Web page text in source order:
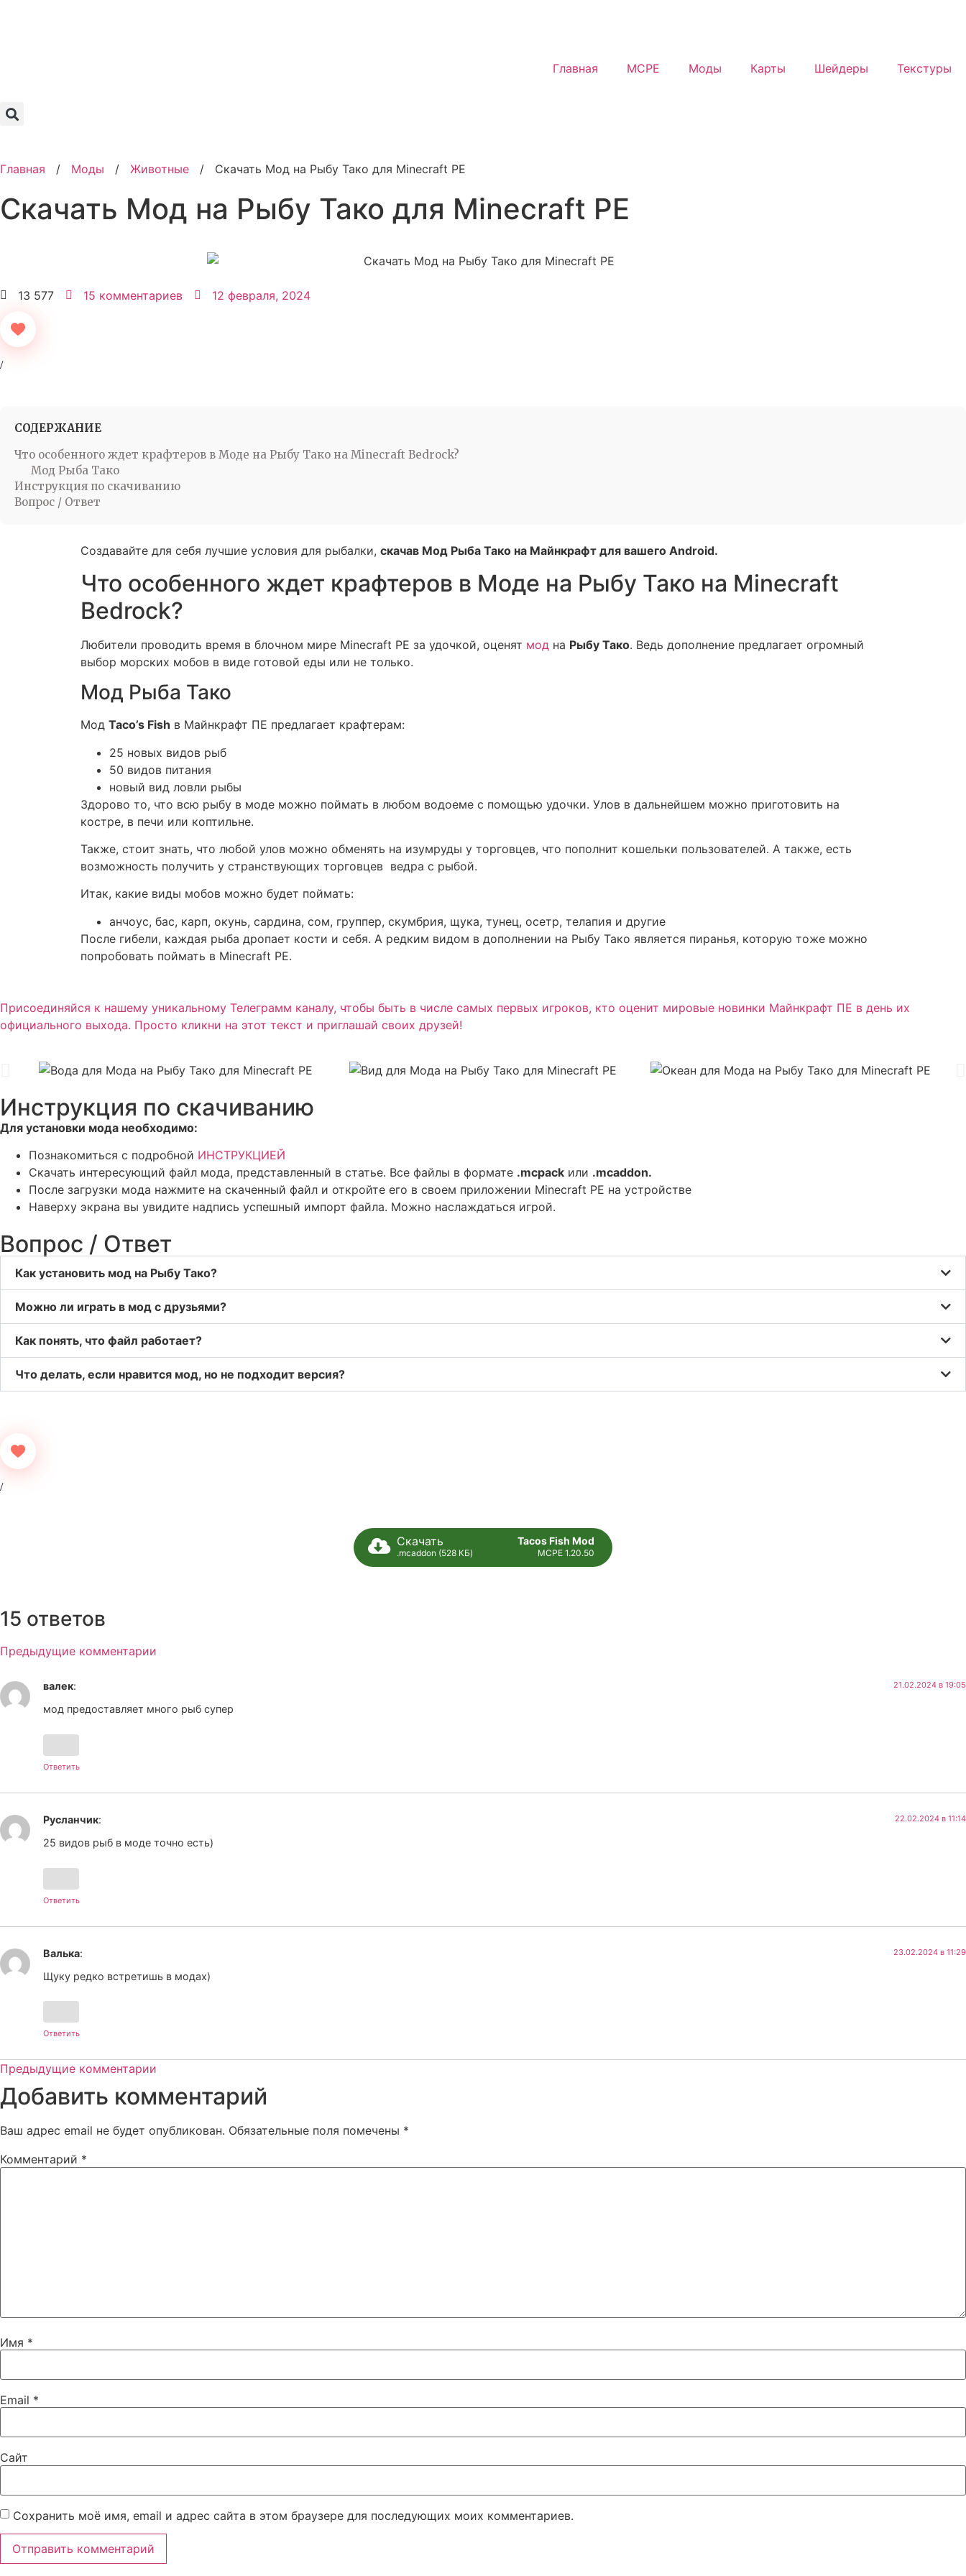
Главная MCPE Моды Карты Шейдеры Текстуры
Главная / Моды / Животные / Скачать Мод на Рыбу Тако для Minecraft PE
Скачать Мод на Рыбу Тако для Minecraft PE
13 577 15 комментариев 12 февраля, 2024
СОДЕРЖАНИЕ
Что особенного ждет крафтеров в Моде на Рыбу Тако на Minecraft Bedrock?
Мод Рыба Тако
Инструкция по скачиванию
Вопрос / Ответ
Создавайте для себя лучшие условия для рыбалки, скачав Мод Рыба Тако на Майнкрафт для вашего Android.
Что особенного ждет крафтеров в Моде на Рыбу Тако на Minecraft
Bedrock?
Любители проводить время в блочном мире Minecraft PE за удочкой, оценят мод на Рыбу Тако. Ведь дополнение предлагает огромный
выбор морских мобов в виде готовой еды или не только.
Мод Рыба Тако
Мод Taco’s Fish в Майнкрафт ПЕ предлагает крафтерам:
25 новых видов рыб
50 видов питания
новый вид ловли рыбы
Здорово то, что всю рыбу в моде можно поймать в любом водоеме с помощью удочки. Улов в дальнейшем можно приготовить на
костре, в печи или коптильне.
Также, стоит знать, что любой улов можно обменять на изумруды у торговцев, что пополнит кошельки пользователей. А также, есть
возможность получить у странствующих торговцев ведра с рыбой.
Итак, какие виды мобов можно будет поймать:
анчоус, бас, карп, окунь, сардина, сом, группер, скумбрия, щука, тунец, осетр, телапия и другие
После гибели, каждая рыба дропает кости и себя. А редким видом в дополнении на Рыбу Тако является пиранья, которую тоже можно
попробовать поймать в Minecraft PE.
Присоединяйся к нашему уникальному Телеграмм каналу, чтобы быть в числе самых первых игроков, кто оценит мировые новинки Майнкрафт ПЕ в день их
официального выхода. Просто кликни на этот текст и приглашай своих друзей!
Инструкция по скачиванию
Для установки мода необходимо:
Познакомиться с подробной ИНСТРУКЦИЕЙ
Скачать интересующий файл мода, представленный в статье. Все файлы в формате .mcpack или .mcaddon.
После загрузки мода нажмите на скаченный файл и откройте его в своем приложении Minecraft PE на устройстве
Наверху экрана вы увидите надпись успешный импорт файла. Можно наслаждаться игрой.
Вопрос / Ответ
Как установить мод на Рыбу Тако?
Можно ли играть в мод с друзьями?
Как понять, что файл работает?
Что делать, если нравится мод, но не подходит версия?
Скачать
.mcaddon (528 КБ)
Tacos Fish Mod
MCPE 1.20.50
15 ответов
Предыдущие комментарии
валек: 21.02.2024 в 19:05
мод предоставляет много рыб супер
Ответить
Русланчик: 22.02.2024 в 11:14
25 видов рыб в моде точно есть)
Ответить
Валька: 23.02.2024 в 11:29
Щуку редко встретишь в модах)
Ответить
Предыдущие комментарии
Добавить комментарий
Ваш адрес email не будет опубликован. Обязательные поля помечены *
Комментарий *
Имя *
Email *
Сайт
Сохранить моё имя, email и адрес сайта в этом браузере для последующих моих комментариев.